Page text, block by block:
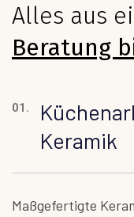
Alles aus
Beratung
01.
Keramik
Maßgefertigte